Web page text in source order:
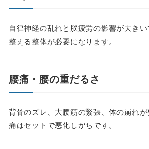
自律神経の乱れと脳疲労の影響が大き
整える整体が必要になります。
腰痛・腰の重だるさ
背骨のズレ、大腰筋の緊張、体の崩れ
痛はセットで悪化しがちです。